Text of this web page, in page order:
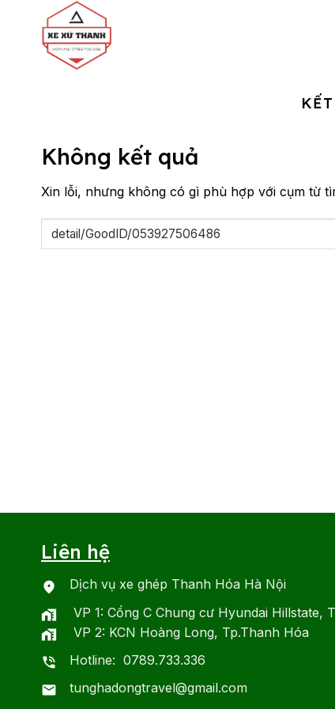
Không kết quả
Xin lỗi, nhưng không có gì phù hợp với cụm từ
Liên hệ
Dịch vụ xe ghép Thanh Hóa Hà Nội
VP 1: Cổng C Chung cư Hyundai Hillstate,
VP 2: KCN Hoàng Long, Tp.Thanh Hóa
Hotline: 0789.733.336
tunghadongtravel@gmail.com